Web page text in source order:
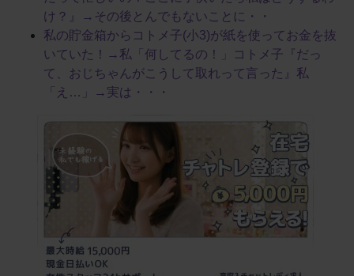
け？』→その後とんでもないことに・・
私の貯金箱からコトメ子(小3)が紙を使ってお金を抜
いていた！→私「何してるの！」コトメ子『だっ
て、おじちゃんがこうして取れって言った』私
「え…」→実は・・・